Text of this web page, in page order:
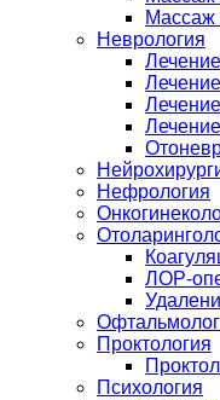
Массаж
Неврология
Нефрология
ЛОР-
Проктология
Психология